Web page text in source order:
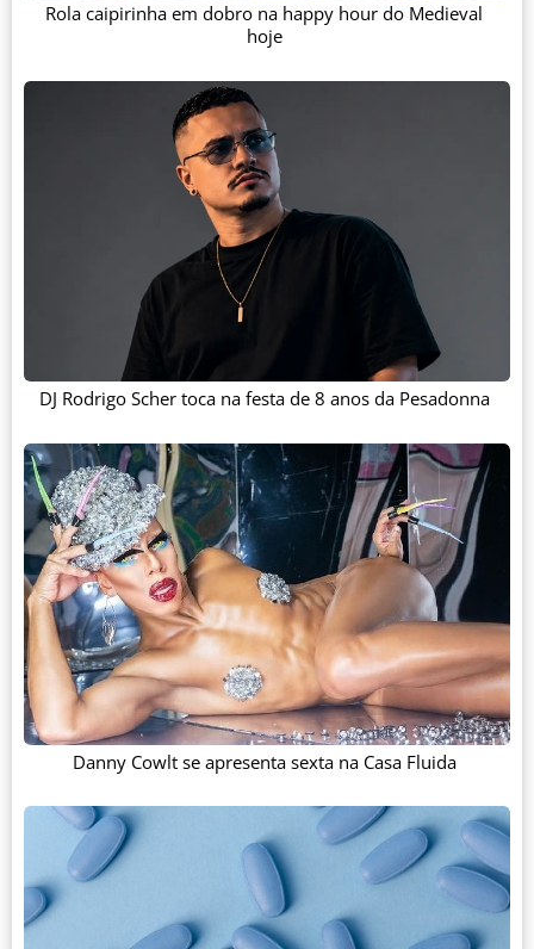
Rola caipirinha em dobro na happy hour do Medieval
hoje
DJ Rodrigo Scher toca na festa de 8 anos da Pesadonna
Danny Cowlt se apresenta sexta na Casa Fluida